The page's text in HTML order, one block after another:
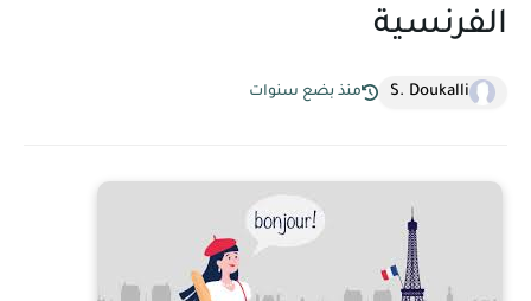
الفرنسية
S. Doukalli منذ بضع سنوات